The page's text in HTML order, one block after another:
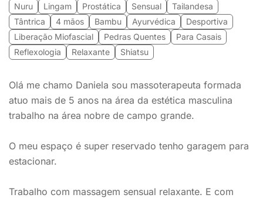
Nuru Lingam Prostática Sensual
Tailandesa
Tântrica
4 mãos Bambu Ayurvédica
Desportiva
Liberação Miofascial
Pedras Quentes
Para Casais
Reflexologia
Relaxante Shiatsu
Olá me chamo Daniela sou massoterapeuta formada
atuo mais de 5 anos na área da estética masculina
trabalho na área nobre de campo grande.
O meu espaço é super reservado tenho garagem para
estacionar.
Trabalho com massagem sensual relaxante. E com